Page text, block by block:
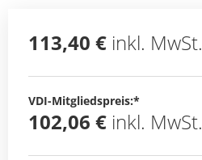
113,40 € inkl. MwSt.
VDI-Mitgliedspreis:*
102,06 € inkl. MwSt.